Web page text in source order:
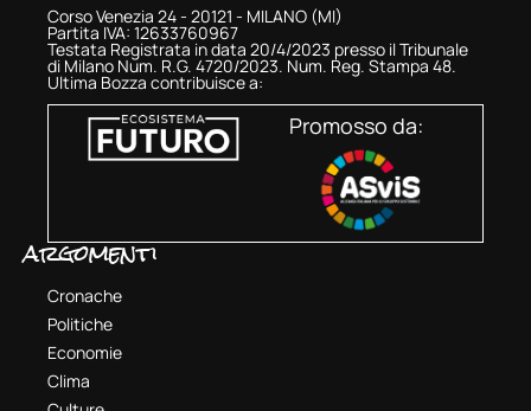
Corso Venezia 24 - 20121 - MILANO (MI)
Partita IVA: 12633760967
Testata Registrata in data 20/4/2023 presso il Tribunale
di Milano Num. R.G. 4720/2023. Num. Reg. Stampa 48.
Ultima Bozza contribuisce a:
Promosso da:
argomenti
Cronache
Politiche
Economie
Clima